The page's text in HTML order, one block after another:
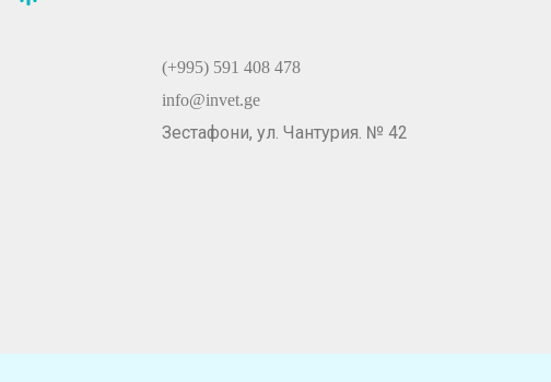
(+995) 591 408 478
info@invet.ge
Зестафони, ул. Чантурия. № 42